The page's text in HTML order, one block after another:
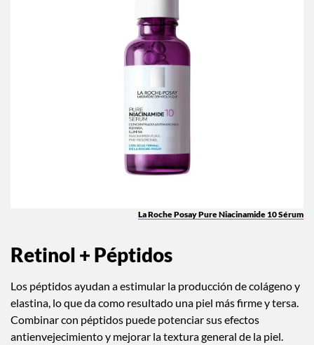
La Roche Posay Pure Niacinamide 10 Sérum
Retinol + Péptidos
Los péptidos ayudan a estimular la producción de colágeno y
elastina, lo que da como resultado una piel más firme y tersa.
Combinar con péptidos puede potenciar sus efectos
antienvejecimiento y mejorar la textura general de la piel.